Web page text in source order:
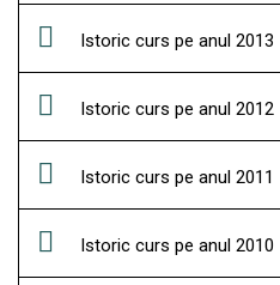
Istoric curs pe anul 2013
Istoric curs pe anul 2012
Istoric curs pe anul 2011
Istoric curs pe anul 2010